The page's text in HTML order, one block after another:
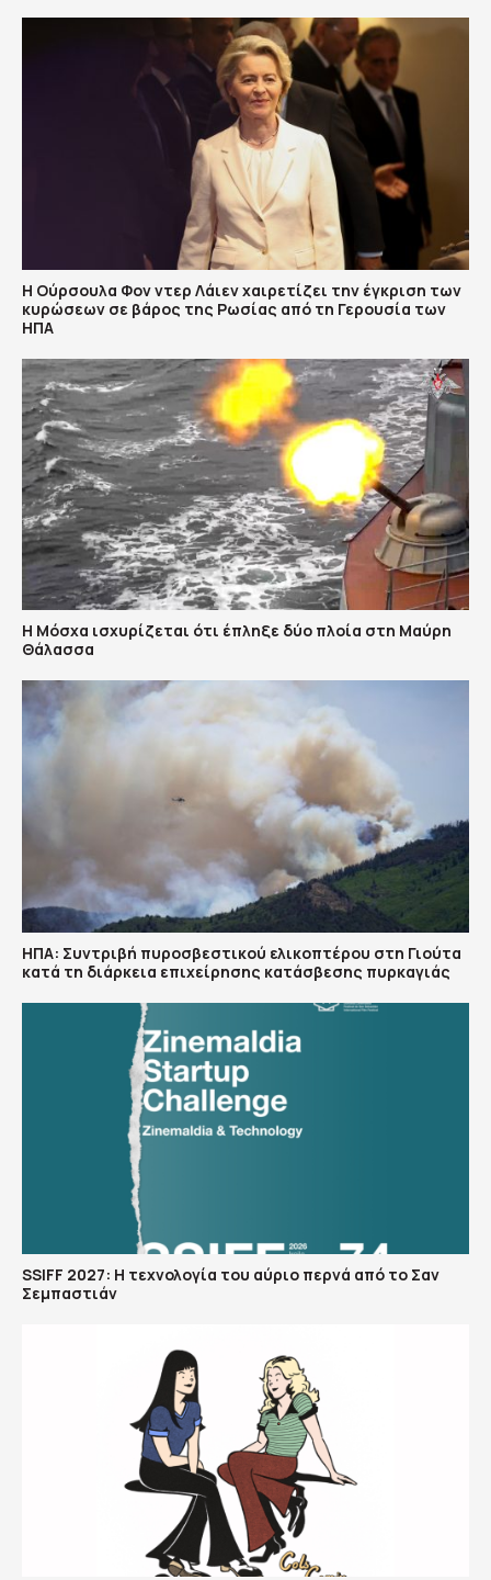
Η Ούρσουλα Φον ντερ Λάιεν χαιρετίζει την έγκριση των
κυρώσεων σε βάρος της Ρωσίας από τη Γερουσία των
ΗΠΑ
Η Μόσχα ισχυρίζεται ότι έπληξε δύο πλοία στη Μαύρη
Θάλασσα
ΗΠΑ: Συντριβή πυροσβεστικού ελικοπτέρου στη Γιούτα
κατά τη διάρκεια επιχείρησης κατάσβεσης πυρκαγιάς
SSIFF 2027: Η τεχνολογία του αύριο περνά από το Σαν
Σεμπαστιάν